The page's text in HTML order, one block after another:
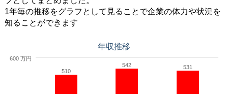
1年毎の推移をグラフとして見ることで企業の体力や状況を
知ることができます
年収推移
510
542 531
600 万円